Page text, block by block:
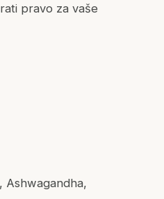
pravo za vaše
Ashwagandha,